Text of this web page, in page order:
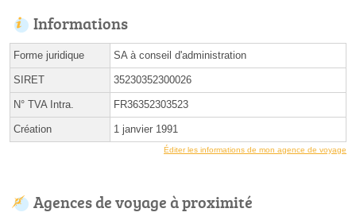
Informations
Forme juridique SA à conseil d'administration
SIRET 35230352300026
N° TVA Intra. FR36352303523
Création 1 janvier 1991
Éditer les informations de mon agence de voyage
Agences de voyage à proximité